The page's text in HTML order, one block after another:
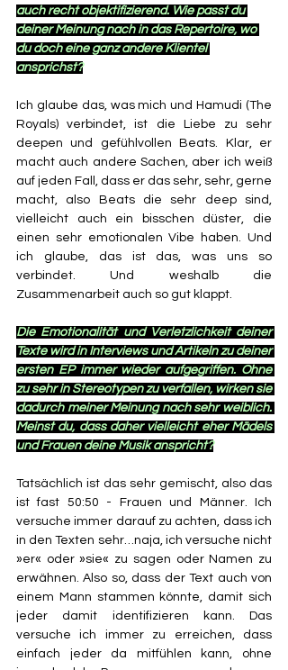
auch recht objektifizierend. Wie passt du
deiner Meinung nach in das Repertoire, wo
du doch eine ganz andere Klientel
ansprichst?
Ich glaube das, was mich und Hamudi (The
Royals) verbindet, ist die Liebe zu sehr
deepen und gefühlvollen Beats. Klar, er
macht auch andere Sachen, aber ich weiß
auf jeden Fall, dass er das sehr, sehr, gerne
macht, also Beats die sehr deep sind,
vielleicht auch ein bisschen düster, die
einen sehr emotionalen Vibe haben. Und
ich glaube, das ist das, was uns so
verbindet. Und weshalb die
Zusammenarbeit auch so gut klappt.
Die Emotionalität und Verletzlichkeit deiner
Texte wird in Interviews und Artikeln zu deiner
ersten EP immer wieder aufgegriffen. Ohne
zu sehr in Stereotypen zu verfallen, wirken sie
dadurch meiner Meinung nach sehr weiblich.
Meinst du, dass daher vielleicht eher Mädels
und Frauen deine Musik anspricht?
Tatsächlich ist das sehr gemischt, also das
ist fast 50:50 - Frauen und Männer. Ich
versuche immer darauf zu achten, dass ich
in den Texten sehr…naja, ich versuche nicht
»er« oder »sie« zu sagen oder Namen zu
erwähnen. Also so, dass der Text auch von
einem Mann stammen könnte, damit sich
jeder damit identifizieren kann. Das
versuche ich immer zu erreichen, dass
einfach jeder da mitfühlen kann, ohne